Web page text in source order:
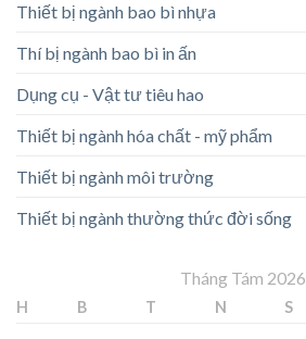
Thiết bị ngành bao bì nhựa
Thí bị ngành bao bì in ấn
Dụng cụ - Vật tư tiêu hao
Thiết bị ngành hóa chất - mỹ phẩm
Thiết bị ngành môi trường
Thiết bị ngành thường thức đời sống
Tháng Tám 2026
H B T N S